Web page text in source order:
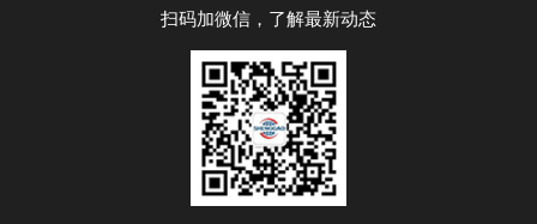
扫码加微信，了解最新动态